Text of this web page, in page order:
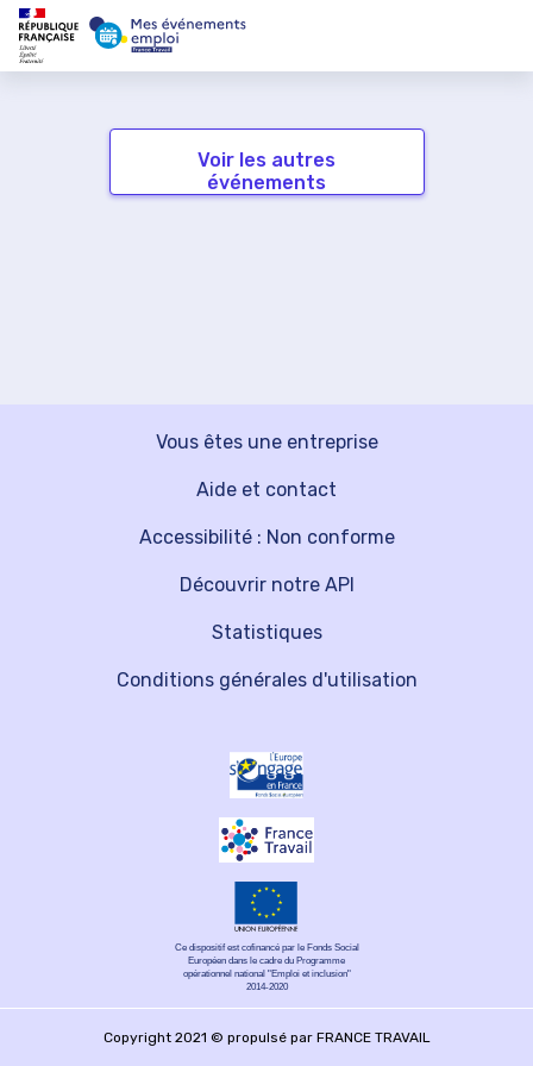
Voir les autres
événements
Vous êtes une entreprise
Découvrir notre API
Aide et contact
Statistiques
Accessibilité : Non conforme
Conditions générales d'utilisation
Ce dispositif est cofinancé par le Fonds Social
Européen dans le cadre du Programme
opérationnel national "Emploi et inclusion"
2014-2020
Copyright 2021 © propulsé par FRANCE TRAVAIL